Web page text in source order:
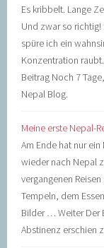
Es kribbelt. Lange
Und zwar so richtig!
spüre ich ein
Konzentration
Beitrag Noch 7
Nepal Blog.
Meine erste Nepal-
Am Ende hat nur
wieder nach Nepal
vergangenen
Tempeln, dem
Bilder … Weiter Der
Abstinenz erschien